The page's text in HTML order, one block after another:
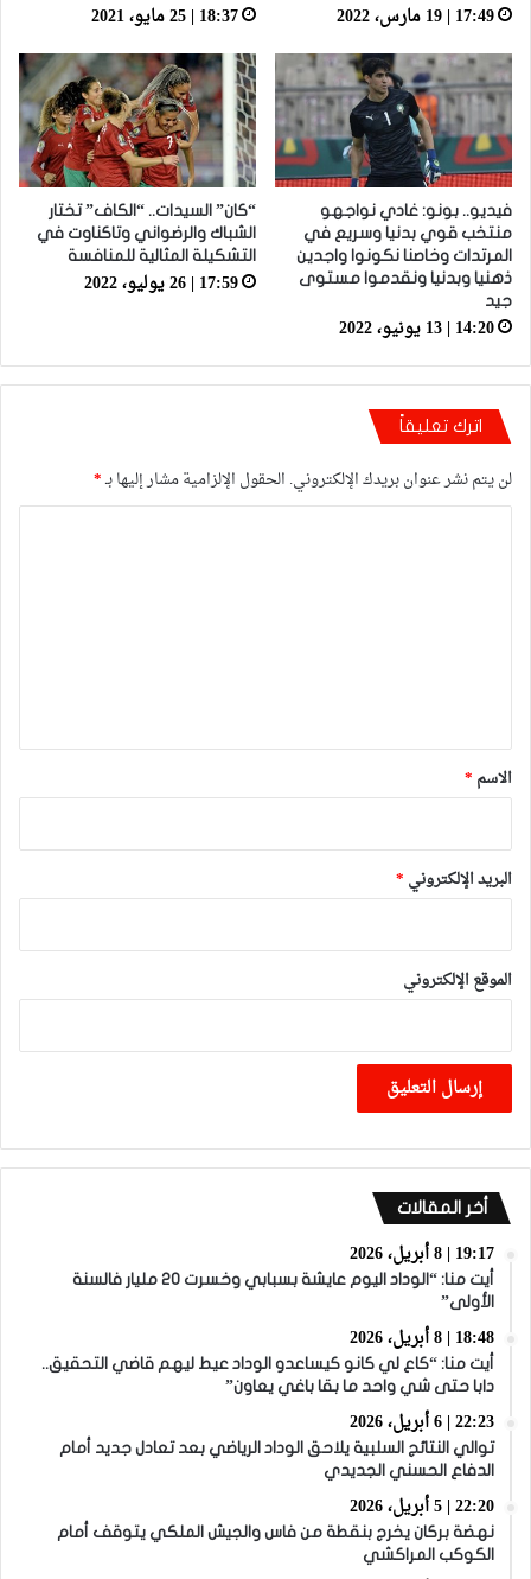
17:49 | 19 مارس، 2022 18:37 | 25 مايو، 2021
فيديو.. بونو: غادي نواجهو
منتخب قوي بدنيا وسريع في
المرتدات وخاصنا نكونوا واجدين
ذهنيا وبدنيا ونقدموا مستوى
جيد
14:20 | 13 يونيو، 2022
“كان” السيدات.. “الكاف” تختار
الشباك والرضواني وتاكناوت في
التشكيلة المثالية للمنافسة
17:59 | 26 يوليو، 2022
اترك تعليقاً
لن يتم نشر عنوان بريدك الإلكتروني. الحقول الإلزامية مشار إليها بـ*
*
الاسم *
البريد الإلكتروني *
الموقع الإلكتروني
أخر المقالات
19:17 | 8 أبريل، 2026
أيت منا: “الوداد اليوم عايشة بسبابي وخسرت 20 مليار فالسنة
الأولى”
18:48 | 8 أبريل، 2026
أيت منا: “كاع لي كانو كيساعدو الوداد عيط ليهم قاضي التحقيق..
دابا حتى شي واحد ما بقا باغي يعاون”
22:23 | 6 أبريل، 2026
توالي النتائج السلبية يلاحق الوداد الرياضي بعد تعادل جديد أمام
الدفاع الحسني الجديدي
22:20 | 5 أبريل، 2026
نهضة بركان يخرج بنقطة من فاس والجيش الملكي يتوقف أمام
الكوكب المراكشي